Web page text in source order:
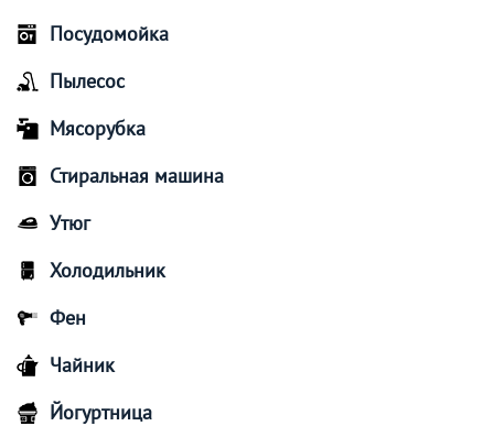
Посудомойка
Пылесос
Мясорубка
Стиральная машина
Утюг
Холодильник
Фен
Чайник
Йогуртница